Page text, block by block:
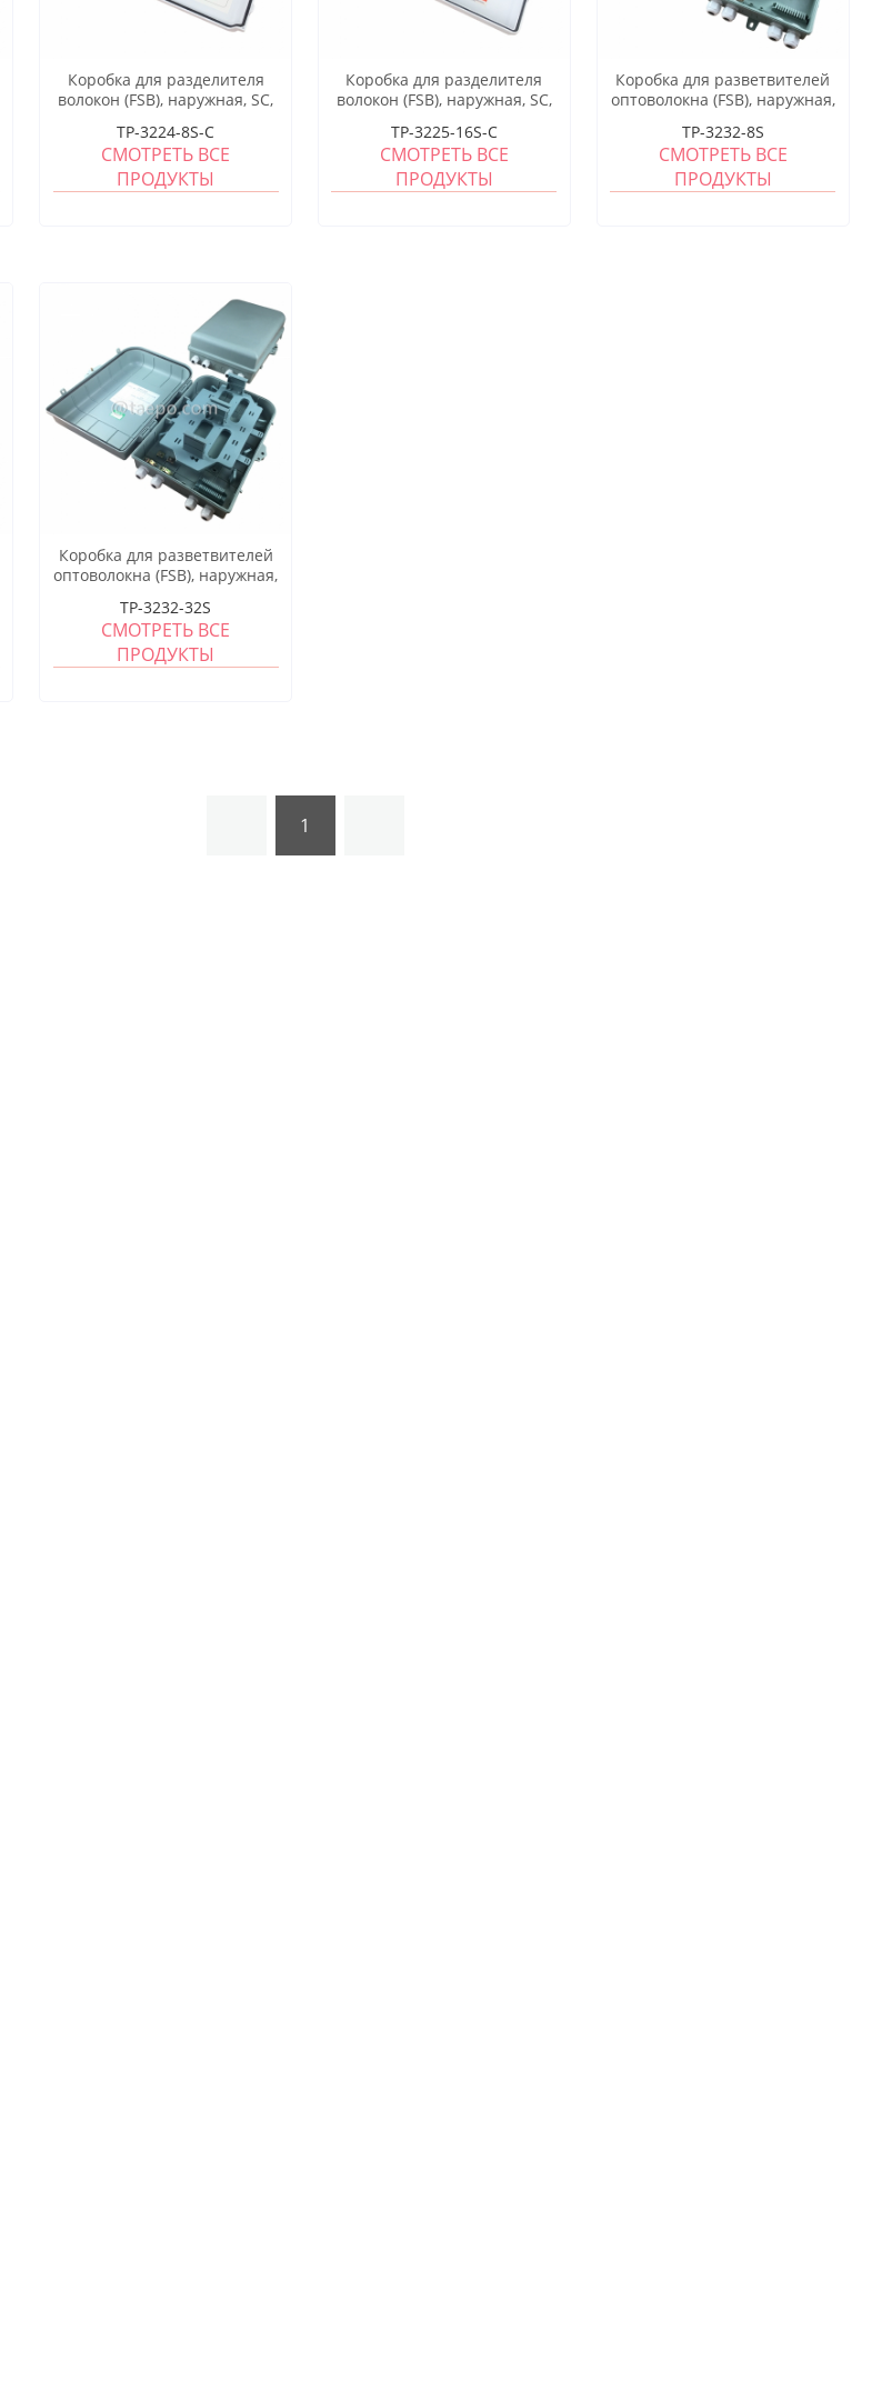
Коробка для разделителя
волокон (FSB), наружная, SC,
корпус
TP-3224-8S-C
СМОТРЕТЬ ВСЕ
ПРОДУКТЫ
Коробка для разделителя
волокон (FSB), наружная, SC,
корпус
TP-3225-16S-C
СМОТРЕТЬ ВСЕ
ПРОДУКТЫ
Коробка для разветвителей
оптоволокна (FSB), наружная,
корпус
TP-3232-8S
СМОТРЕТЬ ВСЕ
ПРОДУКТЫ
Коробка для разветвителей
оптоволокна (FSB), наружная,
корпус
TP-3232-32S
СМОТРЕТЬ ВСЕ
ПРОДУКТЫ
1